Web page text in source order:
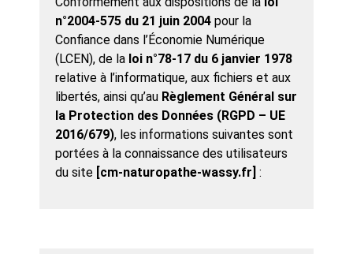
n°2004-575 du 21 juin 2004 pour la
Confiance dans l’Économie Numérique
(LCEN), de la loi n°78-17 du 6 janvier 1978
relative à l’informatique, aux fichiers et aux
libertés, ainsi qu’au Règlement Général sur
la Protection des Données (RGPD – UE
2016/679), les informations suivantes sont
portées à la connaissance des utilisateurs
du site [cm-naturopathe-wassy.fr] :